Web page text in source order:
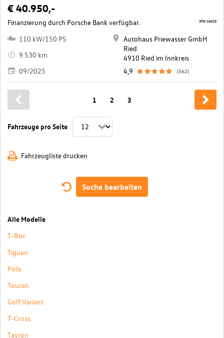
€ 40.950,-
Finanzierung durch Porsche Bank verfügbar.
110 kW/150 PS
9.530 km
09/2025
Autohaus Priewasser GmbH
Ried
4910 Ried im Innkreis
4,9
(562)
393/16023
Fahrzeuge pro Seite
1 2 3
Fahrzeugliste drucken
Suche bearbeiten
Alle Modelle
T-Roc
Tiguan
Polo
Touran
Golf Variant
T-Cross
Tayron